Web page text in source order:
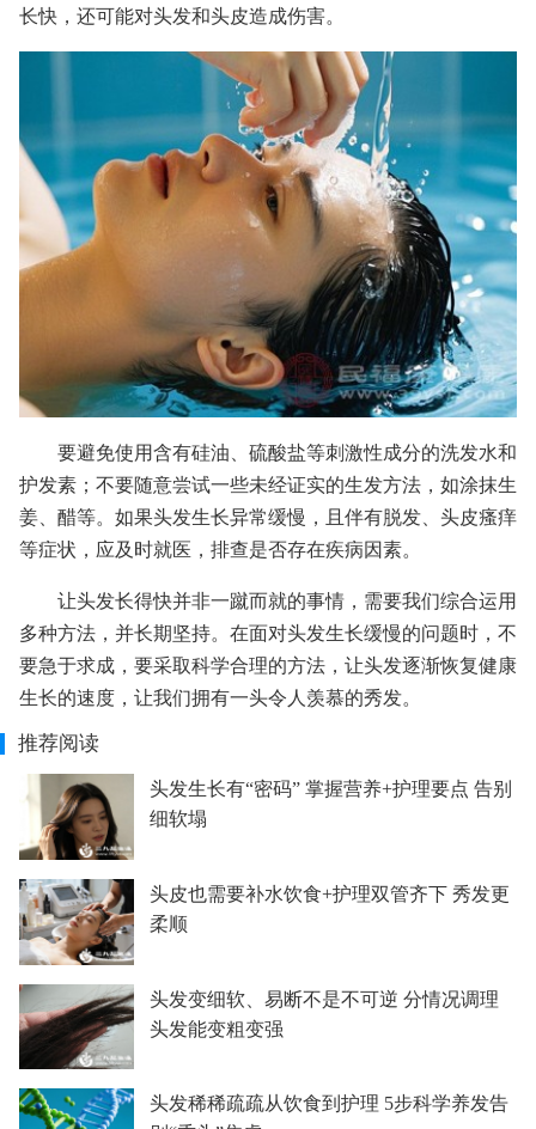
长快，还可能对头发和头皮造成伤害。
要避免使用含有硅油、硫酸盐等刺激性成分的洗发水和
护发素；不要随意尝试一些未经证实的生发方法，如涂抹生
姜、醋等。如果头发生长异常缓慢，且伴有脱发、头皮瘙痒
等症状，应及时就医，排查是否存在疾病因素。
让头发长得快并非一蹴而就的事情，需要我们综合运用
多种方法，并长期坚持。在面对头发生长缓慢的问题时，不
要急于求成，要采取科学合理的方法，让头发逐渐恢复健康
生长的速度，让我们拥有一头令人羡慕的秀发。
推荐阅读
头发生长有“密码” 掌握营养+护理要点 告别
细软塌
头皮也需要补水饮食+护理双管齐下 秀发更
柔顺
头发变细软、易断不是不可逆 分情况调理
头发能变粗变强
头发稀稀疏疏从饮食到护理 5步科学养发告